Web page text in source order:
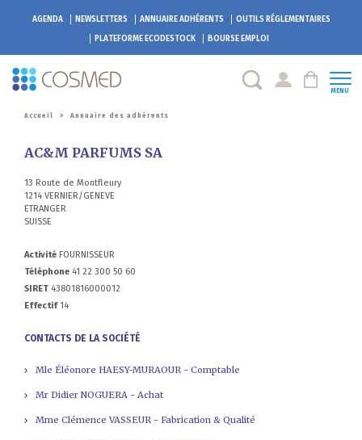
AGENDA NEWSLETTERS ANNUAIRE ADHÉRENTS
OUTILS RÉGLEMENTAIRES
PLATEFORMEECODESTOCK BOURSE EMPLOI
MENU
Accueil > Annuaire des adhérents
AC&M PARFUMS SA
13 Route de Montfleury
1214 VERNIER/GENEVE
ETRANGER
SUISSE
Activité FOURNISSEUR
Téléphone 41 22 300 50 60
SIRET 43801816000012
Effectif14
CONTACTS DE LA SOCIÉTÉ
Mle Éléonore HAESY-MURAOUR - Comptable
Mr Didier NOGUERA - Achat
Mme Clémence VASSEUR - Fabrication & Qualité